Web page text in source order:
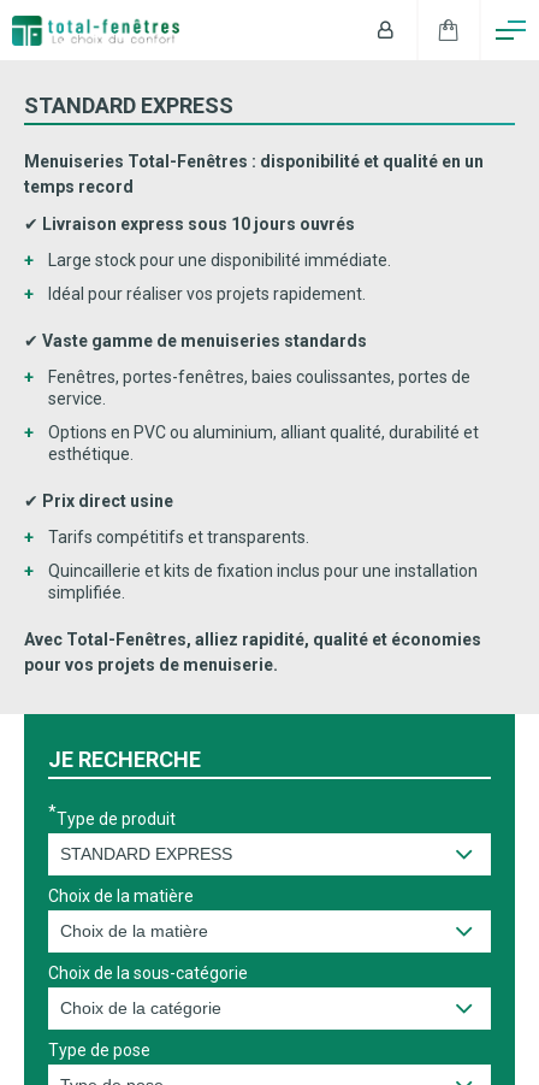
STANDARD EXPRESS
Menuiseries Total-Fenêtres : disponibilité et qualité en un
temps record
✔ Livraison express sous 10 jours ouvrés
Large stock pour une disponibilité immédiate.
Idéal pour réaliser vos projets rapidement.
✔ Vaste gamme de menuiseries standards
Fenêtres, portes-fenêtres, baies coulissantes, portes de
service.
Options en PVC ou aluminium, alliant qualité, durabilité et
esthétique.
✔ Prix direct usine
Tarifs compétitifs et transparents.
Quincaillerie et kits de fixation inclus pour une installation
simplifiée.
Avec Total-Fenêtres, alliez rapidité, qualité et économies
pour vos projets de menuiserie.
JE RECHERCHE
Type de produit
Choix de la matière
Choix de la sous-catégorie
Type de pose